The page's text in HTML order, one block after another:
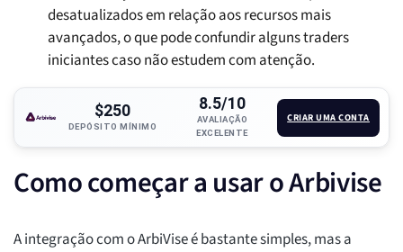
desatualizados em relação aos recursos mais
avançados, o que pode confundir alguns traders
iniciantes caso não estudem com atenção.
$250
DEPÓSITO MÍNIMO
8.5/10
AVALIAÇÃO
EXCELENTE
CRIAR UMA CONTA
Como começar a usar o Arbivise
A integração com o ArbiVise é bastante simples, mas a